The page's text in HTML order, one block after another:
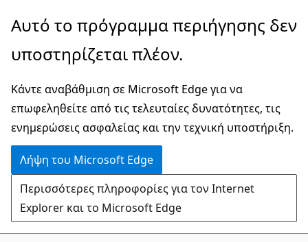
Παράλειψη
μετάβαση
κύριο
περιεχόμενο
Αυτό το πρόγραμμα περιήγησης δεν
υποστηρίζεται πλέον.
Κάντε αναβάθμιση σε Microsoft Edge για να
επωφεληθείτε από τις τελευταίες δυνατότητες, τις
ενημερώσεις ασφαλείας και την τεχνική υποστήριξη.
Λήψη του Microsoft Edge
Περισσότερες πληροφορίες για τον Internet
Explorer και το Microsoft Edge